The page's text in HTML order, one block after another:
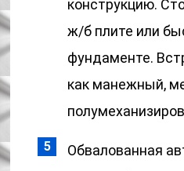
конструкцию.
ж/б плите или
фундаменте.
как манежный,
Обвалованная